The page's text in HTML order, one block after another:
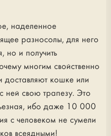
наделенное
разносолы, для него
но и получить
многим свойственно
доставляют кошке или
ней свою трапезу. Это
ибо даже 10 000
с человеком не сумели
всеядными!